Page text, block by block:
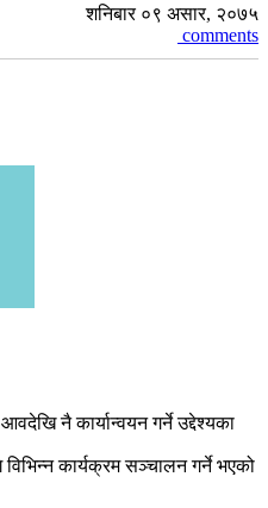
शनिबार ०९ असार, २०७५
comments
नै कार्यान्वयन गर्ने उद्देश्यका
कार्यक्रम सञ्चालन गर्ने भएको